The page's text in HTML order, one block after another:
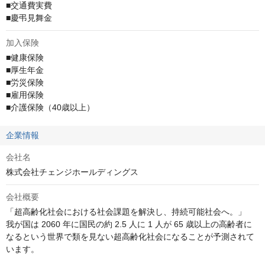
■交通費実費
■慶弔見舞金
加入保険
■健康保険
■厚生年金
■労災保険
■雇用保険
■介護保険（40歳以上）
企業情報
会社名
株式会社チェンジホールディングス
会社概要
「超高齢化社会における社会課題を解決し、持続可能社会へ。」
我が国は 2060 年に国民の約 2.5 人に 1 人が 65 歳以上の高齢者に
なるという世界で類を見ない超高齢化社会になることが予測されて
います。